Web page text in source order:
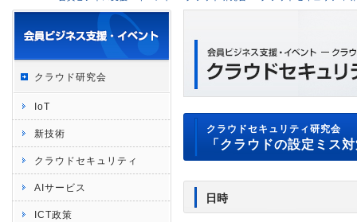
クラウド研究会
IoT
新技術
クラウドセキュリティ
AIサービス
ICT政策
クラウドセキュリティ研究会
「クラウドの設定ミス
日時